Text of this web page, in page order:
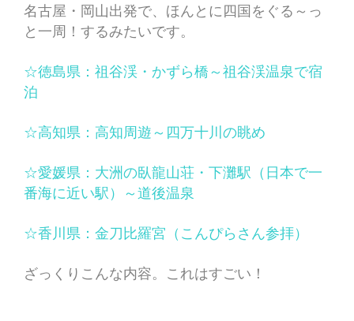
名古屋・岡山出発で、ほんとに四国をぐる～っ
と一周！するみたいです。
☆徳島県：祖谷渓・かずら橋～祖谷渓温泉で宿
泊
☆高知県：高知周遊～四万十川の眺め
☆愛媛県：大洲の臥龍山荘・下灘駅（日本で一
番海に近い駅）～道後温泉
☆香川県：金刀比羅宮（こんぴらさん参拝）
ざっくりこんな内容。これはすごい！